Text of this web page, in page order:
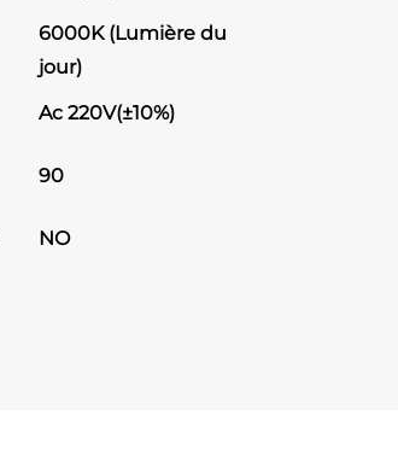
6000K (Lumière du
jour)
Ac 220V(±10%)
90
NO